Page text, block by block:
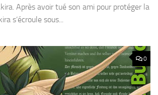
Après avoir tué son ami pour protéger la
s’écroule sous...
0